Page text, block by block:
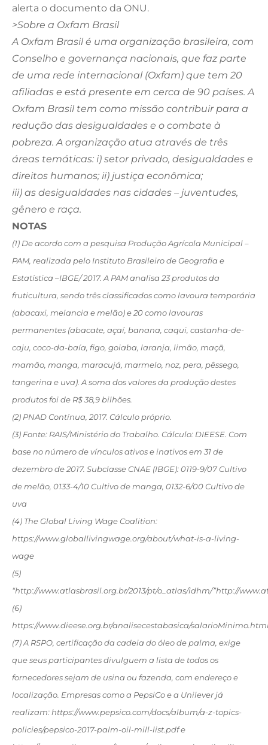
alerta o documento da ONU.
>Sobre a Oxfam Brasil
A Oxfam Brasil é uma organização brasileira, com
Conselho e governança nacionais, que faz parte
de uma rede internacional (Oxfam) que tem 20
afiliadas e está presente em cerca de 90 países. A
Oxfam Brasil tem como missão contribuir para a
redução das desigualdades e o combate à
pobreza. A organização atua através de três
áreas temáticas: i) setor privado, desigualdades e
direitos humanos; ii) justiça econômica;
iii) as desigualdades nas cidades – juventudes,
gênero e raça.
NOTAS
(1) De acordo com a pesquisa Produção Agrícola Municipal –
PAM, realizada pelo Instituto Brasileiro de Geografia e
Estatística –IBGE/ 2017. A PAM analisa 23 produtos da
fruticultura, sendo três classificados como lavoura temporária
(abacaxi, melancia e melão) e 20 como lavouras
permanentes (abacate, açaí, banana, caqui, castanha-de-
caju, coco-da-baía, figo, goiaba, laranja, limão, maçã,
mamão, manga, maracujá, marmelo, noz, pera, pêssego,
tangerina e uva). A soma dos valores da produção destes
produtos foi de R$ 38,9 bilhões.
(2) PNAD Contínua, 2017. Cálculo próprio.
(3) Fonte: RAIS/Ministério do Trabalho. Cálculo: DIEESE. Com
base no número de vínculos ativos e inativos em 31 de
dezembro de 2017. Subclasse CNAE (IBGE): 0119-9/07 Cultivo
de melão, 0133-4/10 Cultivo de manga, 0132-6/00 Cultivo de
uva
(4) The Global Living Wage Coalition:
https://www.globallivingwage.org/about/what-is-a-living-
wage
(5)
“http://www.atlasbrasil.org.br/2013/pt/o_atlas/idhm/”http://
(6)
https://www.dieese.org.br/analisecestabasica/
(7) A RSPO, certificação da cadeia do óleo de palma, exige
que seus participantes divulguem a lista de todos os
fornecedores sejam de usina ou fazenda, com endereço e
localização. Empresas como a PepsiCo e a Unilever já
realizam: https://www.pepsico.com/docs/album/a-z-topics-
policies/pepsico-2017-palm-oil-mill-list.pdf e